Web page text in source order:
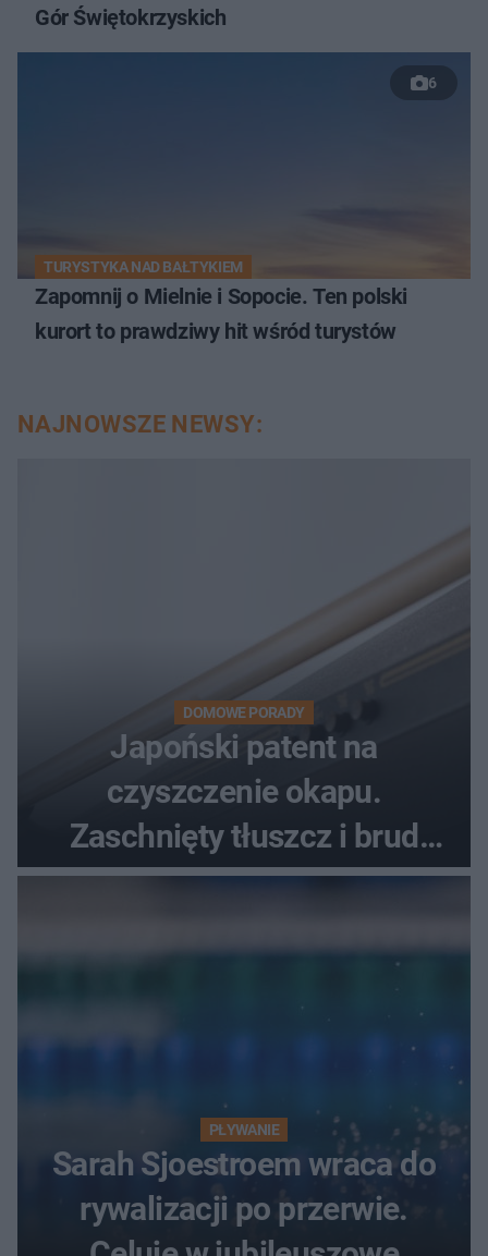
Gór Świętokrzyskich
6
TURYSTYKA NAD BAŁTYKIEM
Zapomnij o Mielnie i Sopocie. Ten polski
kurort to prawdziwy hit wśród turystów
NAJNOWSZE NEWSY:
DOMOWE PORADY
Japoński patent na
czyszczenie okapu.
Zaschnięty tłuszcz i brud
znikną bez szorowania
PŁYWANIE
Sarah Sjoestroem wraca do
rywalizacji po przerwie.